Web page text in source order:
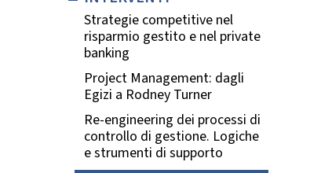
Strategie competitive nel
risparmio gestito e nel private
banking
Project Management: dagli
Egizi a Rodney Turner
Re-engineering dei processi di
controllo di gestione. Logiche
e strumenti di supporto